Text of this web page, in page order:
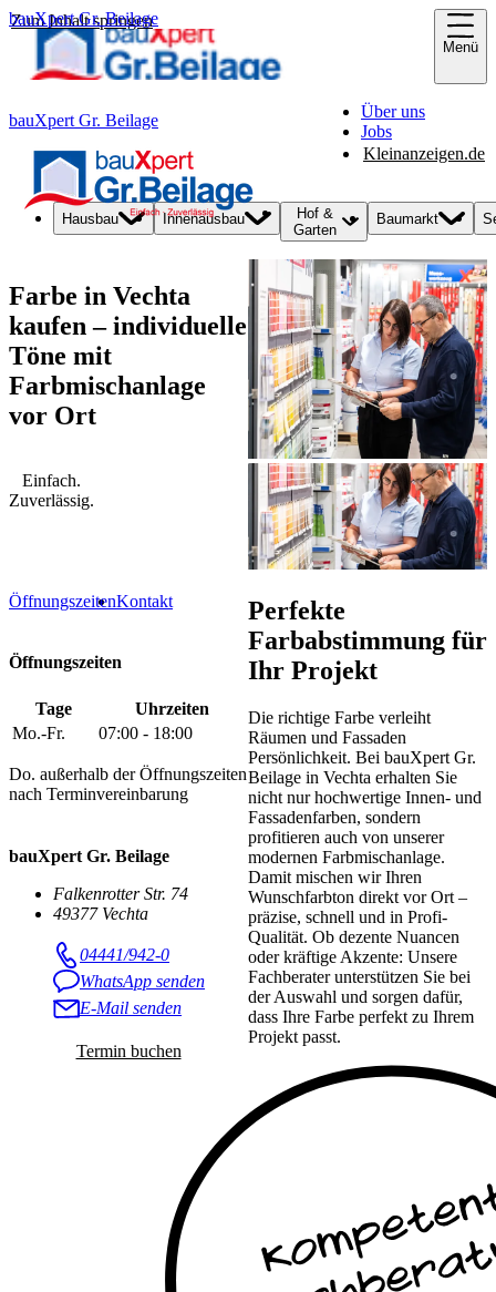
Zum Inhalt springen
bauXpert Gr. Beilage
Menü
bauXpert Gr. Beilage
Über uns
Jobs
Kleinanzeigen.de
Hausbau Innenausbau
Hof &
Garten
Baumarkt
Farbe in Vechta
kaufen – individuelle
Töne mit
Farbmischanlage
vor Ort
Einfach.
Zuverlässig.
ÖffnungszeitenKontakt
Öffnungszeiten
Tage
Uhrzeiten
Mo.-Fr.
07:00 - 18:00
Do. außerhalb der Öffnungszeiten
nach Terminvereinbarung
bauXpert Gr. Beilage
Falkenrotter Str. 74
49377 Vechta
04441/942-0
WhatsApp senden
E-Mail senden
Termin buchen
Perfekte
Farbabstimmung für
Ihr Projekt
Die richtige Farbe verleiht
Räumen und Fassaden
Persönlichkeit. Bei bauXpert Gr.
Beilage in Vechta erhalten Sie
nicht nur hochwertige Innen- und
Fassadenfarben, sondern
profitieren auch von unserer
modernen Farbmischanlage.
Damit mischen wir Ihren
Wunschfarbton direkt vor Ort –
präzise, schnell und in Profi-
Qualität. Ob dezente Nuancen
oder kräftige Akzente: Unsere
Fachberater unterstützen Sie bei
der Auswahl und sorgen dafür,
dass Ihre Farbe perfekt zu Ihrem
Projekt passt.